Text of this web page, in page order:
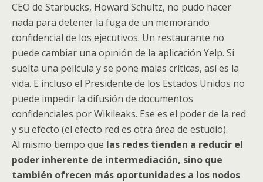
CEO de Starbucks, Howard Schultz, no pudo hacer
nada para detener la fuga de un memorando
confidencial de los ejecutivos. Un restaurante no
puede cambiar una opinión de la aplicación Yelp. Si
suelta una película y se pone malas críticas, así es la
vida. E incluso el Presidente de los Estados Unidos no
puede impedir la difusión de documentos
confidenciales por Wikileaks. Ese es el poder de la red
y su efecto (el efecto red es otra área de estudio).
Al mismo tiempo que las redes tienden a reducir el
poder inherente de intermediación, sino que
también ofrecen más oportunidades a los nodos